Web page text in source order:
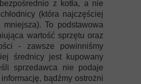
z kotła, a nie
(która najczęściej
To podstawowa
wartość sprzętu oraz
- zawsze powinniśmy
średnicy jest kupowany
sprzedawca nie podaje
informację, bądźmy ostrożni